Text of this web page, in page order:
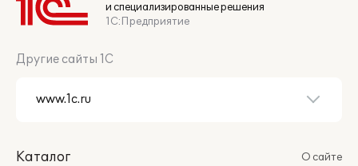
и специализированные решения
1С:Предприятие
Другие сайты 1С
Каталог
О сайте